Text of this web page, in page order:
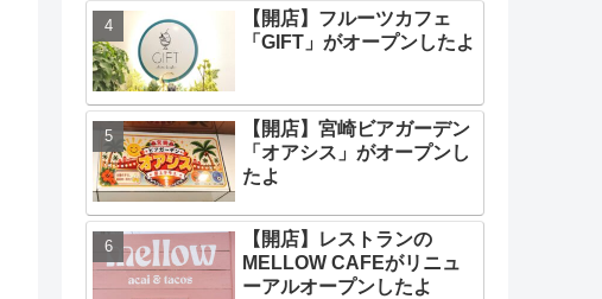
【開店】フルーツカフェ
「GIFT」がオープンしたよ
【開店】宮崎ビアガーデン
「オアシス」がオープンし
たよ
【開店】レストランの
MELLOW CAFEがリニュ
ーアルオープンしたよ